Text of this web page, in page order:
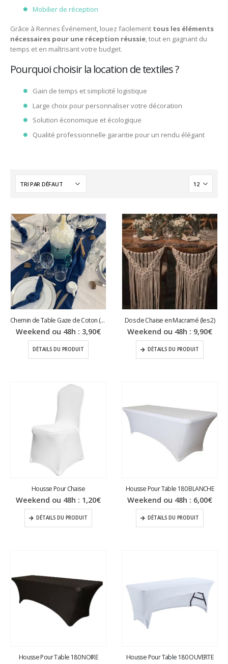
Mobilier de réception
Grâce à Rennes Événement, louez facilement tous les éléments
nécessaires pour une réception réussie, tout en gagnant du
temps et en maîtrisant votre budget.
Pourquoi choisir la location de textiles ?
Gain de temps et simplicité logistique
Large choix pour personnaliser votre décoration
Solution économique et écologique
Qualité professionnelle garantie pour un rendu élégant
Chemin de Table Gaze de Coton (300x35cm)
Weekend ou 48h : 3,90€
DÉTAILS DU PRODUIT
Dos de Chaise en Macramé (les 2)
Weekend ou 48h : 9,90€
DÉTAILS DU PRODUIT
Housse Pour Chaise
Weekend ou 48h : 1,20€
DÉTAILS DU PRODUIT
Housse Pour Table 180 BLANCHE
Weekend ou 48h : 6,00€
DÉTAILS DU PRODUIT
Housse Pour Table 180 NOIRE Housse Pour Table 180 OUVERTE